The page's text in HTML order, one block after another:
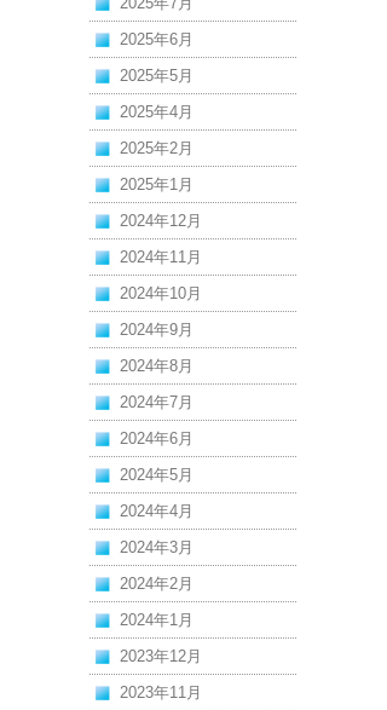
2025年6月
2025年5月
2025年4月
2025年2月
2025年1月
2024年12月
2024年11月
2024年10月
2024年9月
2024年8月
2024年7月
2024年6月
2024年5月
2024年4月
2024年3月
2024年2月
2024年1月
2023年12月
2023年11月